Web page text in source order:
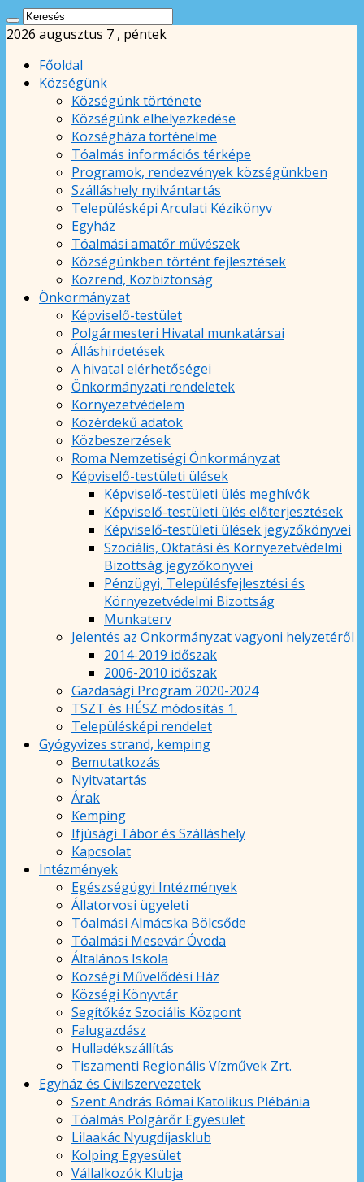
2026 augusztus 7 , péntek
Főoldal
Községünk
Községünk története
Községünk elhelyezkedése
Községháza történelme
Tóalmás információs térképe
Programok, rendezvények községünkben
Szálláshely nyilvántartás
Településképi Arculati Kézikönyv
Egyház
Tóalmási amatőr művészek
Községünkben történt fejlesztések
Közrend, Közbiztonság
Önkormányzat
Képviselő-testület
Polgármesteri Hivatal munkatársai
Álláshirdetések
A hivatal elérhetőségei
Önkormányzati rendeletek
Környezetvédelem
Közérdekű adatok
Közbeszerzések
Roma Nemzetiségi Önkormányzat
Képviselő-testületi ülések
Képviselő-testületi ülés meghívók
Képviselő-testületi ülés előterjesztések
Képviselő-testületi ülések jegyzőkönyvei
Szociális, Oktatási és Környezetvédelmi
Bizottság jegyzőkönyvei
Pénzügyi, Településfejlesztési és
Környezetvédelmi Bizottság
Munkaterv
Jelentés az Önkormányzat vagyoni helyzetéről
2014-2019 időszak
2006-2010 időszak
Gazdasági Program 2020-2024
TSZT és HÉSZ módosítás 1.
Településképi rendelet
Gyógyvizes strand, kemping
Bemutatkozás
Nyitvatartás
Árak
Kemping
Ifjúsági Tábor és Szálláshely
Kapcsolat
Intézmények
Egészségügyi Intézmények
Állatorvosi ügyeleti
Tóalmási Almácska Bölcsőde
Tóalmási Mesevár Óvoda
Általános Iskola
Községi Művelődési Ház
Községi Könyvtár
Segítőkéz Szociális Központ
Falugazdász
Hulladékszállítás
Tiszamenti Regionális Vízművek Zrt.
Egyház és Civilszervezetek
Szent András Római Katolikus Plébánia
Tóalmás Polgárőr Egyesület
Lilaakác Nyugdíjasklub
Kolping Egyesület
Vállalkozók Klubja